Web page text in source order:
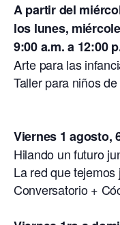
A partir del
los lunes,
9:00 a.m. a 12:00
Arte para las
Taller para niños
Viernes 1 agosto,
Hilando un futuro
La red que tejemos
Conversatorio +